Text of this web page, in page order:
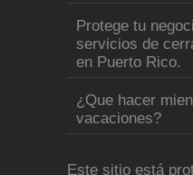
Protege tu
servicios de
en Puerto Rico.
¿Que hacer
vacaciones?
Este sitio está